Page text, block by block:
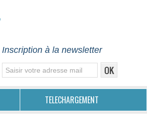
Inscription à la newsletter
TELECHARGEMENT